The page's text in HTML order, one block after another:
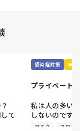
て
感染症対策 👑殿
プライベート
私は人の多い
しないのです
職場が近いと
マスク コロナ